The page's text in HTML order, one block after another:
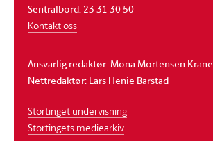
Sentralbord: 23 31 30 50
Kontakt oss
Ansvarlig redaktør: Mona Mortensen Krane
Nettredaktør: Lars Henie Barstad
Stortinget undervisning
Stortingets mediearkiv